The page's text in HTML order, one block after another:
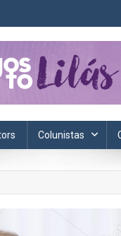
saúde, economia,
Colunistas